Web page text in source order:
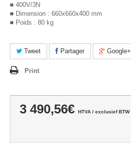
■ 400V/3N
■ Dimension : 660x660x400 mm
■ Poids : 80 kg
Tweet Partager Google+
Print
3 490,56€ HTVA / exclusief BTW